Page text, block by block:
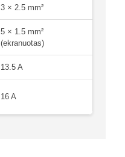
3 × 2.5 mm²
5 × 1.5 mm²
(ekranuotas)
13.5 A
16 A